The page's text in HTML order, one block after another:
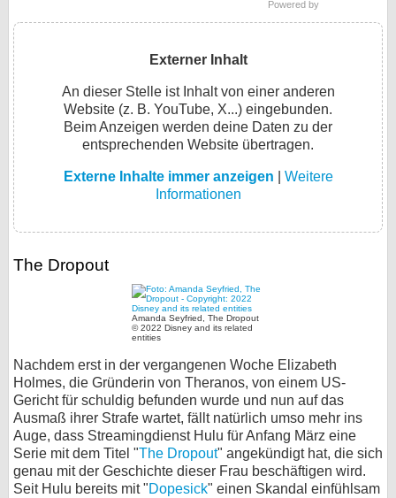
Powered by
Externer Inhalt
An dieser Stelle ist Inhalt von einer anderen
Website (z. B. YouTube, X...) eingebunden.
Beim Anzeigen werden deine Daten zu der
entsprechenden Website übertragen.
Externe Inhalte immer anzeigen
Weitere
Informationen
The Dropout
Amanda Seyfried, The Dropout
© 2022 Disney and its related
entities
Nachdem erst in der vergangenen Woche Elizabeth
Holmes, die Gründerin von Theranos, von einem US-
Gericht für schuldig befunden wurde und nun auf das
Ausmaß ihrer Strafe wartet, fällt natürlich umso mehr ins
Auge, dass Streamingdienst Hulu für Anfang März eine
Serie mit dem Titel "The Dropout" angekündigt hat, die sich
genau mit der Geschichte dieser Frau beschäftigen wird.
Seit Hulu bereits mit "Dopesick" einen Skandal einfühlsam